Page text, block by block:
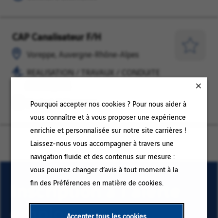
Pourquoi accepter nos cookies ? Pour nous aider à
vous connaître et à vous proposer une expérience
enrichie et personnalisée sur notre site carrières !
Laissez-nous vous accompagner à travers une
navigation fluide et des contenus sur mesure :
vous pourrez changer d’avis à tout moment à la
fin des Préférences en matière de cookies.
Accepter tous les cookies
CAP Canalisateur F/H
Voreppe, Auvergne-Rhône-Alpes
Voreppe,
Auvergne-
Rhône-
AlpesREALISATION / TRAVAUX / CONDUITE
REALISATION
/
TRAVAUX
/
PROJETS
Contrat d'alternance
plus
tard
Inscription à l’alerte
emploi